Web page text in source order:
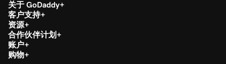
关于 GoDaddy
客户支持
资源
合作伙伴计划
账户
购物